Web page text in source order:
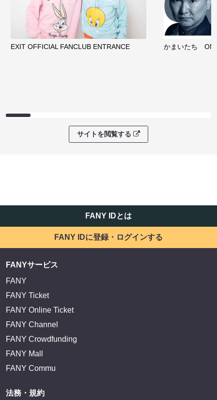
EXIT OFFICIAL FANCLUB ENTRANCE かまいたち
サイトを閲覧する
FANY IDとは
FANY IDに登録・ログインする
FANYサービス
FANY
FANY Ticket
FANY Online Ticket
FANY Channel
FANY Crowdfunding
FANY Mall
FANY Commu
法務・規約